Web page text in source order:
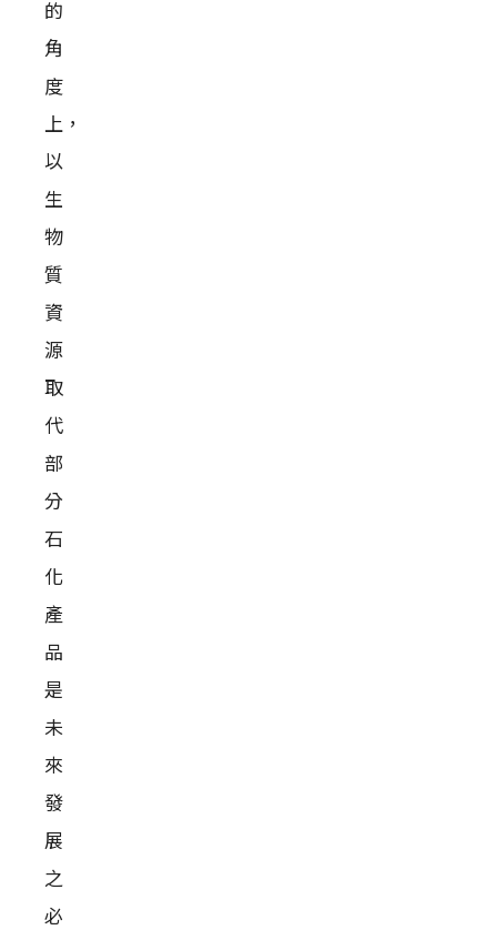
的
角
度
上，
以
生
物
質
資
源
取
代
部
分
石
化
產
品
是
未
來
發
展
之
必